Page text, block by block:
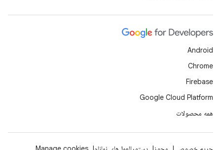
Android
Chrome
Firebase
Google Cloud Platform
همه محصولات